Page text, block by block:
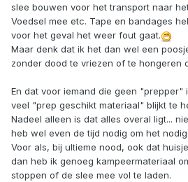
slee bouwen voor het transport naar
Voedsel mee etc. Tape en bandages
voor het geval het weer fout gaat.
Maar denk dat ik het dan wel een
zonder dood te vriezen of te hongeren
En dat voor iemand die geen "prepper"
veel "prep geschikt materiaal" blijkt te
Nadeel alleen is dat alles overal ligt...
heb wel even de tijd nodig om het
Voor als, bij ultieme nood, ook dat
dan heb ik genoeg kampeermateriaal
stoppen of de slee mee vol te laden.